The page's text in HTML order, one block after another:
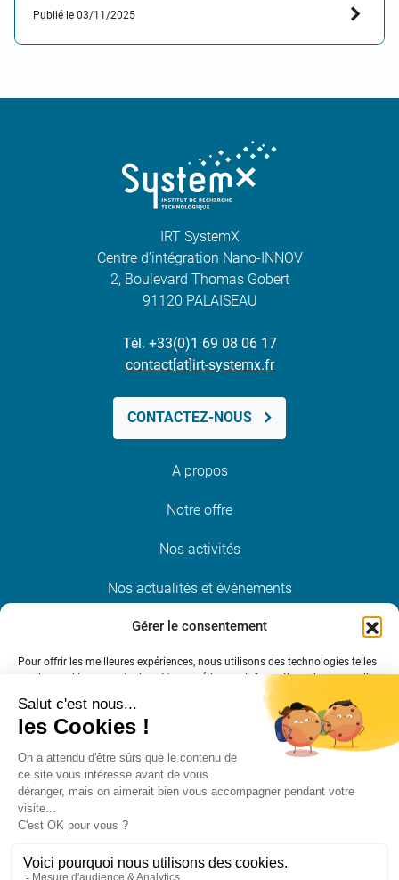
Gérer le consentement
Pour offrir les meilleures expériences, nous utilisons des technologies telles
que les cookies pour stocker et/ou accéder aux informations des appareils.
Le fait de consentir à ces technologies nous permettra de traiter des
données telles que le comportement de navigation ou les ID uniques sur ce
site. Le fait de ne pas consentir ou de retirer son consentement peut avoir
un effet négatif sur certaines caractéristiques et fonctions.
Gérer les services
Refuser
Publié le 03/11/2025
IRT SystemX
Centre d’intégration Nano-INNOV
2, Boulevard Thomas Gobert
91120 PALAISEAU
Tél. +33(0)1 69 08 06 17
contact[at]irt-systemx.fr
CONTACTEZ-NOUS
A propos
Notre offre
Nos activités
Nos actualités et événements
Nous rejoindre
Restez informé
S’INSCRIRE À LA NEWSLETTER
Mentions légales et crédits Politique RGPD